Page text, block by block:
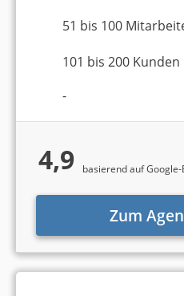
51 bis 100
101 bis 200 Kunden
-
4,9 basierend auf
Zum